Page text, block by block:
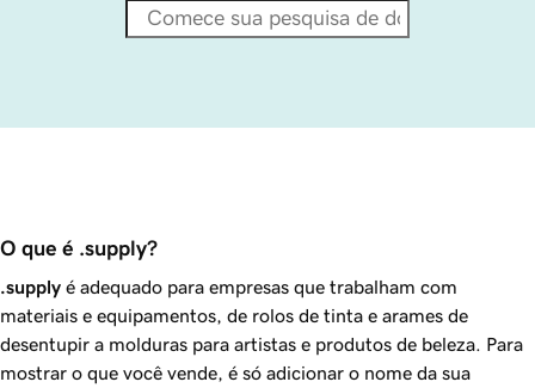
O que é .supply?
.supply é adequado para empresas que trabalham com
materiais e equipamentos, de rolos de tinta e arames de
desentupir a molduras para artistas e produtos de beleza. Para
mostrar o que você vende, é só adicionar o nome da sua